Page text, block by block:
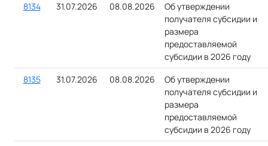
8134
31.07.2026 08.08.2026
Об утверждении
получателя субсидии и
размера
предоставляемой
субсидии в 2026 году
8135
31.07.2026 08.08.2026
Об утверждении
получателя субсидии и
размера
предоставляемой
субсидии в 2026 году